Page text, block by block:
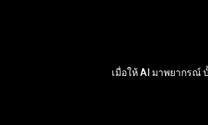
เมื่อให้ AI มาพยากร